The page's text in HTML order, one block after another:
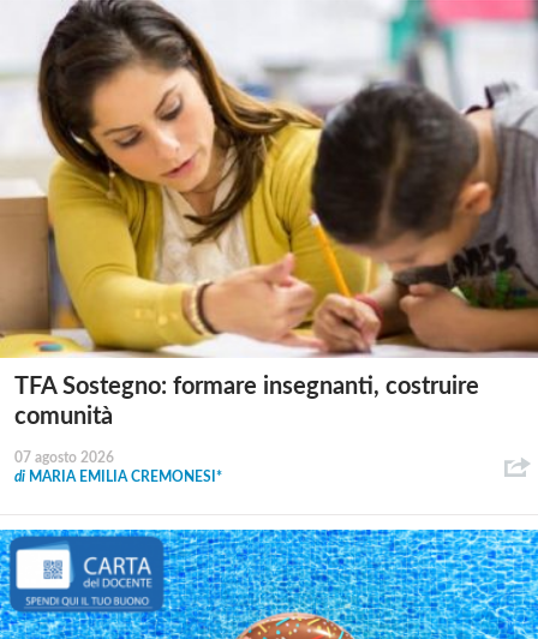
TFA Sostegno: formare insegnanti, costruire
comunità
07 agosto 2026
di MARIA EMILIA CREMONESI*